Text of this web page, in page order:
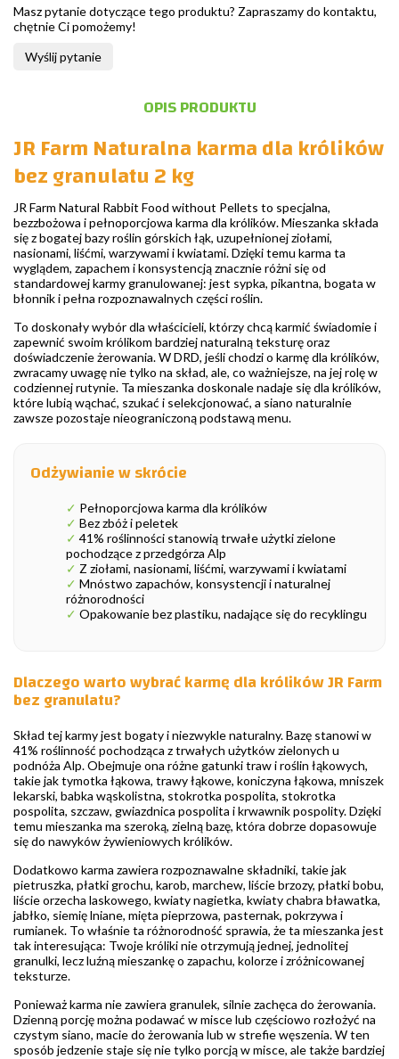
Masz pytanie dotyczące tego produktu? Zapraszamy do kontaktu,
chętnie Ci pomożemy!
Wyślij pytanie
OPIS PRODUKTU
JR Farm Naturalna karma dla królików
bez granulatu 2 kg
JR Farm Natural Rabbit Food without Pellets to specjalna,
bezzbożowa i pełnoporcjowa karma dla królików. Mieszanka składa
się z bogatej bazy roślin górskich łąk, uzupełnionej ziołami,
nasionami, liśćmi, warzywami i kwiatami. Dzięki temu karma ta
wyglądem, zapachem i konsystencją znacznie różni się od
standardowej karmy granulowanej: jest sypka, pikantna, bogata w
błonnik i pełna rozpoznawalnych części roślin.
To doskonały wybór dla właścicieli, którzy chcą karmić świadomie i
zapewnić swoim królikom bardziej naturalną teksturę oraz
doświadczenie żerowania. W DRD, jeśli chodzi o karmę dla królików,
zwracamy uwagę nie tylko na skład, ale, co ważniejsze, na jej rolę w
codziennej rutynie. Ta mieszanka doskonale nadaje się dla królików,
które lubią wąchać, szukać i selekcjonować, a siano naturalnie
zawsze pozostaje nieograniczoną podstawą menu.
Odżywianie w skrócie
✓ Pełnoporcjowa karma dla królików
✓ Bez zbóż i peletek
✓ 41% roślinności stanowią trwałe użytki zielone
pochodzące z przedgórza Alp
✓ Z ziołami, nasionami, liśćmi, warzywami i kwiatami
✓ Mnóstwo zapachów, konsystencji i naturalnej
różnorodności
✓ Opakowanie bez plastiku, nadające się do recyklingu
Dlaczego warto wybrać karmę dla królików JR Farm
bez granulatu?
Skład tej karmy jest bogaty i niezwykle naturalny. Bazę stanowi w
41% roślinność pochodząca z trwałych użytków zielonych u
podnóża Alp. Obejmuje ona różne gatunki traw i roślin łąkowych,
takie jak tymotka łąkowa, trawy łąkowe, koniczyna łąkowa, mniszek
lekarski, babka wąskolistna, stokrotka pospolita, stokrotka
pospolita, szczaw, gwiazdnica pospolita i krwawnik pospolity. Dzięki
temu mieszanka ma szeroką, zielną bazę, która dobrze dopasowuje
się do nawyków żywieniowych królików.
Dodatkowo karma zawiera rozpoznawalne składniki, takie jak
pietruszka, płatki grochu, karob, marchew, liście brzozy, płatki bobu,
liście orzecha laskowego, kwiaty nagietka, kwiaty chabra bławatka,
jabłko, siemię lniane, mięta pieprzowa, pasternak, pokrzywa i
rumianek. To właśnie ta różnorodność sprawia, że ta mieszanka jest
tak interesująca: Twoje króliki nie otrzymują jednej, jednolitej
granulki, lecz luźną mieszankę o zapachu, kolorze i zróżnicowanej
teksturze.
Ponieważ karma nie zawiera granulek, silnie zachęca do żerowania.
Dzienną porcję można podawać w misce lub częściowo rozłożyć na
czystym siano, macie do żerowania lub w strefie węszenia. W ten
sposób jedzenie staje się nie tylko porcją w misce, ale także bardziej